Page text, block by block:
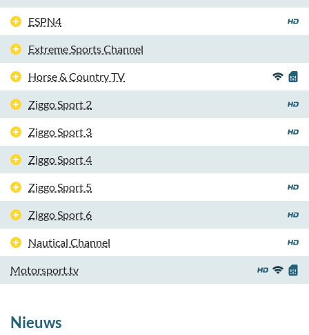
ESPN4
Extreme Sports Channel
Horse & Country TV
Ziggo Sport 2
Ziggo Sport 3
Ziggo Sport 4
Ziggo Sport 5
Ziggo Sport 6
Nautical Channel
Motorsport.tv
Nieuws